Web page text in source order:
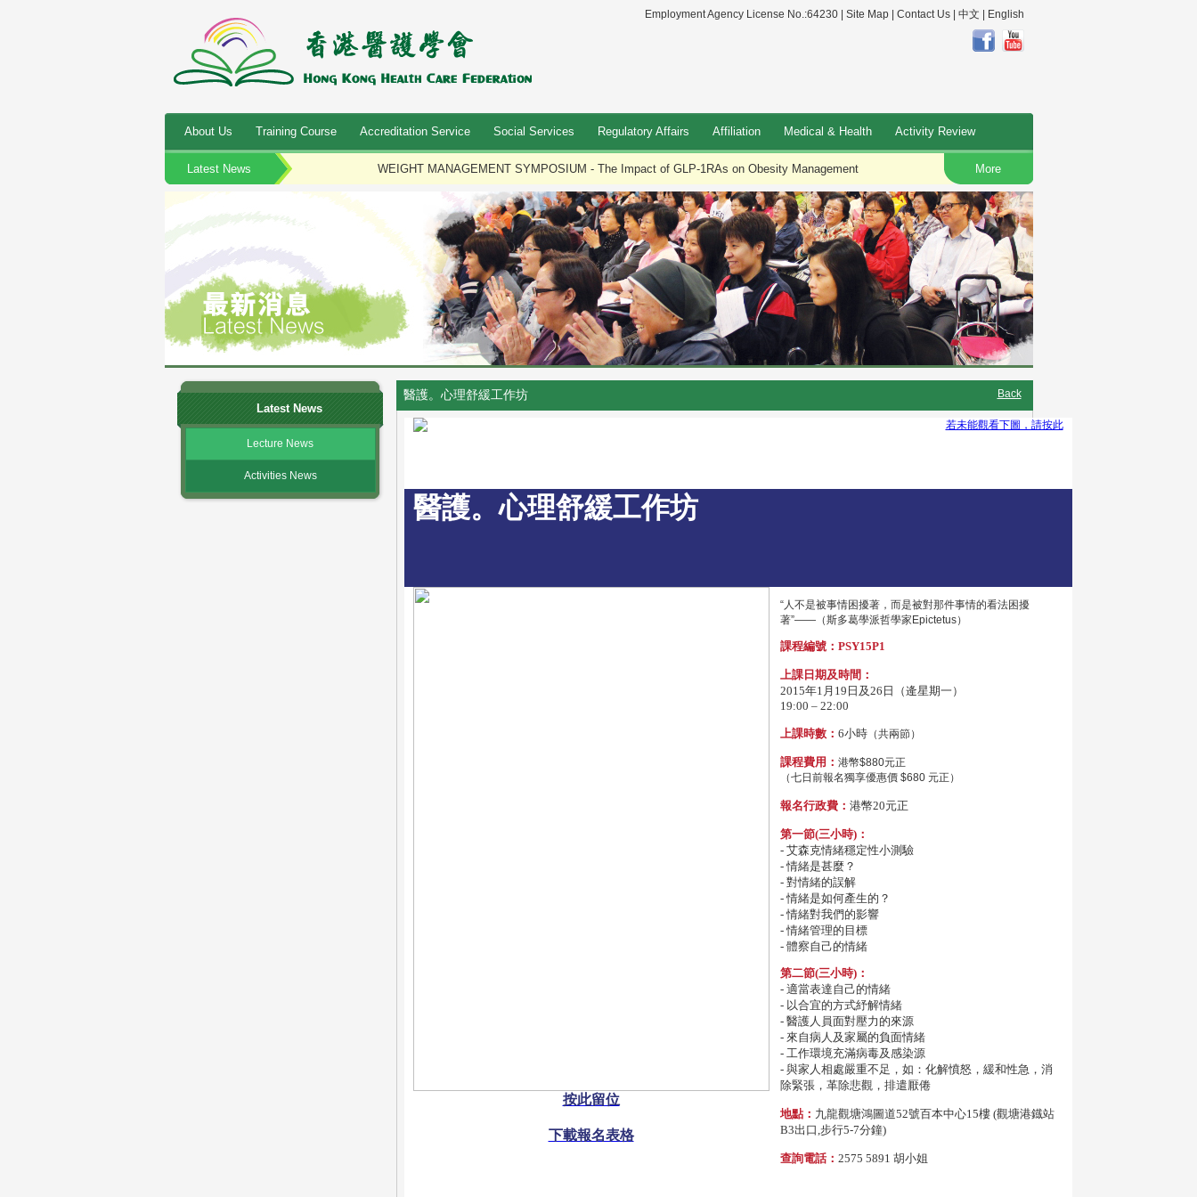
Employment Agency License No.:64230 | Site Map| Contact Us| 中文 English
About Us Training Course Accreditation Service Social Services Regulatory Affairs Affiliation Medical & Health Activity Review
Latest News WEIGHT MANAGEMENT SYMPOSIUM - The Impact of GLP-1RAs on Obesity Management More
Latest News
Lecture News
Activities News
醫護。心理舒緩工作坊 Back
若未能觀看下圖，請按此
醫護。心理舒緩工作坊
按此留位
下載報名表格
“人不是被事情困擾著，而是被對那件事情的看法困擾
著”——（斯多葛學派哲學家Epictetus）
課程編號：PSY15P1
上課日期及時間：
2015年1月19日及26日（逄星期一）
19:00 – 22:00
上課時數： 6小時（共兩節）
課程費用： 港幣$880元正
（七日前報名獨享優惠價 $680 元正）
報名行政費： 港幣20元正
第一節(三小時)：
- 艾森克情緒穩定性小測驗
- 情緒是甚麼？
- 對情緒的誤解
- 情緒是如何產生的？
- 情緒對我們的影響
- 情緒管理的目標
- 體察自己的情緒
第二節(三小時)：
- 適當表達自己的情緒
- 以合宜的方式紓解情緒
- 醫護人員面對壓力的來源
- 來自病人及家屬的負面情緒
- 工作環境充滿病毒及感染源
- 與家人相處嚴重不足，如：化解憤怒，緩和性急，消
除緊張，革除悲觀，排遣厭倦
地點： 九龍觀塘鴻圖道52號百本中心15樓 (觀塘港鐡站
B3出口,步行5-7分鐘)
查詢電話： 2575 5891 胡小姐